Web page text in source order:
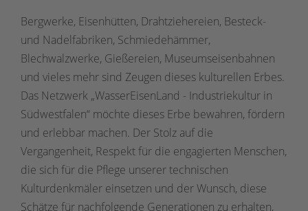
Bergwerke, Eisenhütten, Drahtziehereien, Besteck-
und Nadelfabriken, Schmiedehämmer,
Blechwalzwerke, Gießereien, Museumseisenbahnen
und vieles mehr sind Zeugen dieses kulturellen Erbes.
Das Netzwerk „WasserEisenLand - Industriekultur in
Südwestfalen“ möchte dieses Erbe bewahren, fördern
und erlebbar machen. Der Stolz auf die
Vergangenheit, Respekt für die engagierten Menschen,
die sich für die Pflege unserer technischen
Kulturdenkmäler einsetzen und der Wunsch, diese
Schätze für nachfolgende Generationen zu erhalten,